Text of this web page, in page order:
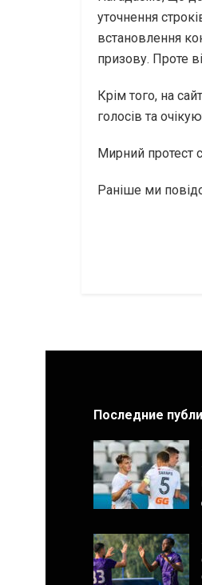
уточнення
встановлення
призову. Проте
Крім того, на
голосів та
Мирний протест
Раніше ми
Последние